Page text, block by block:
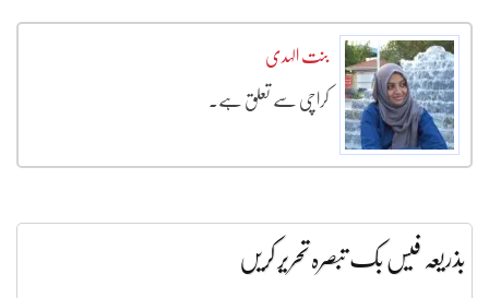
بنت الہدی
کراچی سے تعلق ہے۔
بذریعہ فیس بک تبصرہ تحریر کریں